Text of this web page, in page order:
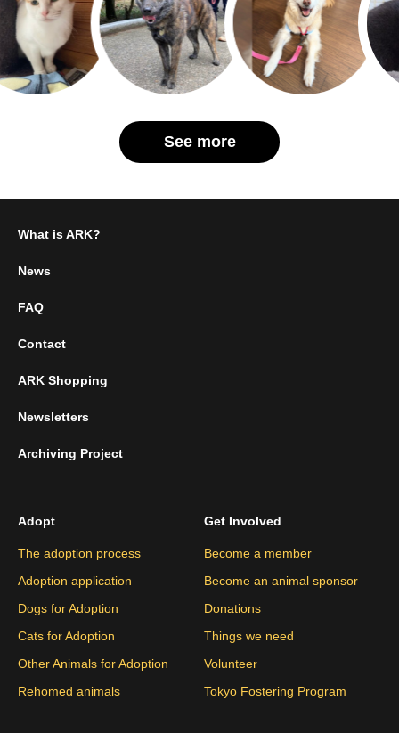
See more
What is ARK?
News
FAQ
Contact
ARK Shopping
Newsletters
Archiving Project
Adopt
The adoption process
Adoption application
Dogs for Adoption
Cats for Adoption
Other Animals for Adoption
Rehomed animals
Get Involved
Become a member
Become an animal sponsor
Donations
Things we need
Volunteer
Tokyo Fostering Program